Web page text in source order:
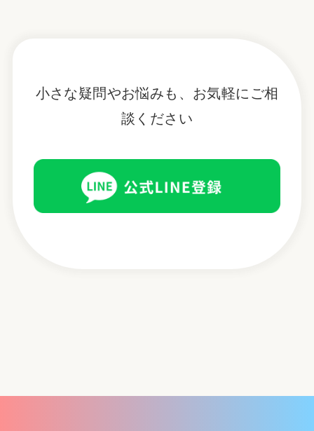
小さな疑問やお悩みも、お気軽にご相
談ください